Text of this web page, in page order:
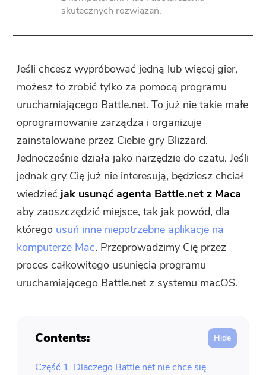
Darmowy konwerter wideo
Free Video Editor
Darmowy kompresor zdjęć
Darmowy kompresor PDF
skutecznych rozwiązań.
Jeśli chcesz wypróbować jedną lub więcej gier,
możesz to zrobić tylko za pomocą programu
uruchamiającego Battle.net. To już nie takie małe
oprogramowanie zarządza i organizuje
zainstalowane przez Ciebie gry Blizzard.
Jednocześnie działa jako narzędzie do czatu. Jeśli
jednak gry Cię już nie interesują, będziesz chciał
wiedzieć jak usunąć agenta Battle.net z Maca
aby zaoszczędzić miejsce, tak jak powód, dla
którego usuń inne niepotrzebne aplikacje na
komputerze Mac. Przeprowadzimy Cię przez
proces całkowitego usunięcia programu
uruchamiającego Battle.net z systemu macOS.
Contents:
Część 1. Dlaczego Battle.net nie chce się